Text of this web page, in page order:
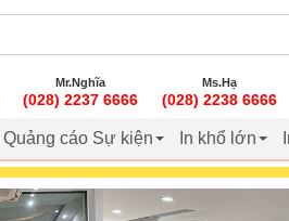
Mr.Nghĩa
(028) 2237 6666
Ms.Hạ
(028) 2238 6666
Quảng cáo Sự kiện In khổ lớn